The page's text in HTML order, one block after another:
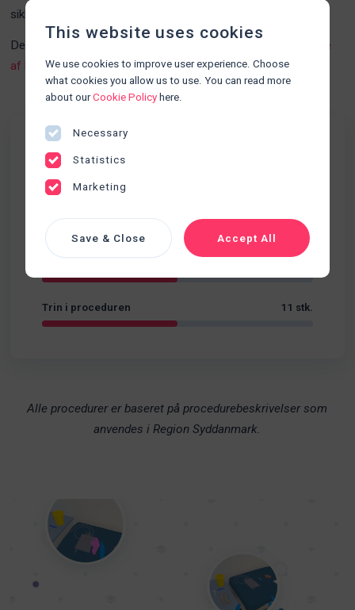
sikkerhed og sundhed.
Denne procedurer kan med fordel kombineres med
Udførelse
af hånddesinfektion
Fakta
Kategori
Sværhedsgrad Begynder
Trin i proceduren 11 stk.
Alle procedurer er baseret på procedurebeskrivelser som
anvendes i Region Syddanmark.
This website uses cookies
We use cookies to improve user experience. Choose
what cookies you allow us to use. You can read more
about ourCookie Policy here.
Necessary
Statistics
Marketing
Save & Close Accept All